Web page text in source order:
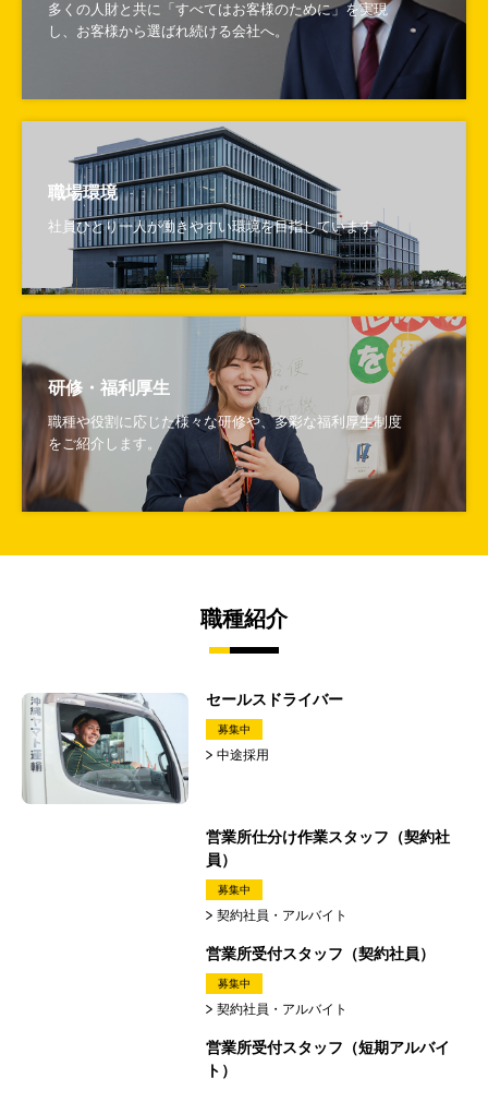
多くの人財と共に「すべてはお客様のために」を実現
し、お客様から選ばれ続ける会社へ。
職場環境
社員ひとり一人が働きやすい環境を目指しています。
研修・福利厚生
職種や役割に応じた様々な研修や、多彩な福利厚生制度
をご紹介します。
職種紹介
セールスドライバー
募集中
中途採用
営業所仕分け作業スタッフ（契約社
員）
募集中
契約社員・アルバイト
営業所受付スタッフ（契約社員）
募集中
契約社員・アルバイト
営業所受付スタッフ（短期アルバイ
ト）